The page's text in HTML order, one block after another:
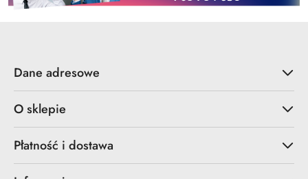
Dane adresowe
O sklepie
Płatność i dostawa